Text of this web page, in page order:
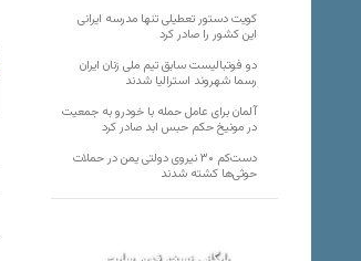
کویت دستور تعطیلی تنها مدرسه ایرانی
این کشور را صادر کرد
دو فوتبالیست سابق تیم ملی زنان ایران
رسما شهروند استرالیا شدند
آلمان برای عامل حمله با خودرو به جمعیت
در مونیخ حکم حبس ابد صادر کرد
دست‌کم ۳۰ نیروی دولتی یمن در حملات
حوثی‌ها کشته شدند
بایگانی نسخه قدیم سایت